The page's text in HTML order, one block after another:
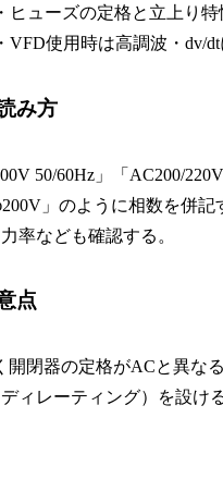
ヒューズの定格と立上り特
VFD使用時は高調波・dv/
み方
50/60Hz」「AC200/
」のように相数を併
率なども確認する。
点
開閉器の定格がACと異な
ィレーティング）を設け